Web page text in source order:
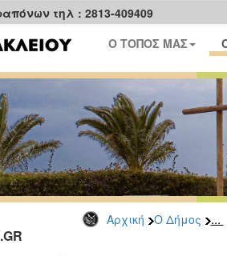
τηλ : 2813-409409
Ο ΤΟΠΟΣ ΜΑΣ
Αρχική Ο Δήμος ...